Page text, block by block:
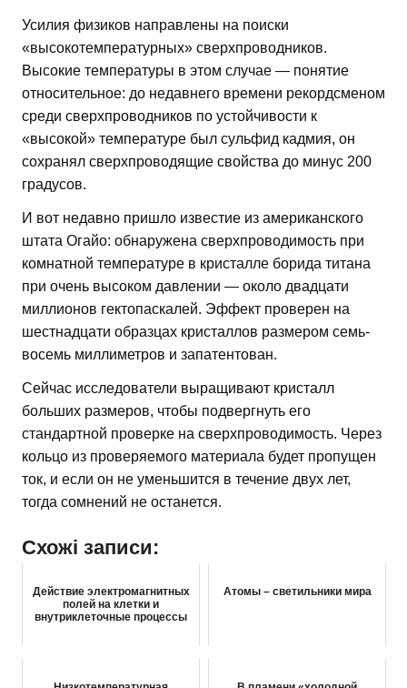
Усилия физиков направлены на поиски
«высокотемпературных» сверхпроводников.
Высокие температуры в этом случае — понятие
относительное: до недавнего времени рекордсменом
среди сверхпроводников по устойчивости к
«высокой» температуре был сульфид кадмия, он
сохранял сверхпроводящие свойства до минус 200
градусов.
И вот недавно пришло известие из американского
штата Огайо: обнаружена сверхпроводимость при
комнатной температуре в кристалле борида титана
при очень высоком давлении — около двадцати
миллионов гектопаскалей. Эффект проверен на
шестнадцати образцах кристаллов размером семь-
восемь миллиметров и запатентован.
Сейчас исследователи выращивают кристалл
больших размеров, чтобы подвергнуть его
стандартной проверке на сверхпроводимость. Через
кольцо из проверяемого материала будет пропущен
ток, и если он не уменьшится в течение двух лет,
тогда сомнений не останется.
Схожі записи:
Действие электромагнитных
полей на клетки и
внутриклеточные процессы
Атомы – светильники мира